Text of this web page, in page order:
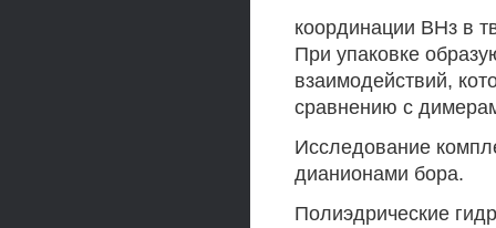
координации ВНз в
При упаковке
взаимодействий,
сравнению с
Исследование
дианионами бора.
Полиэдрические